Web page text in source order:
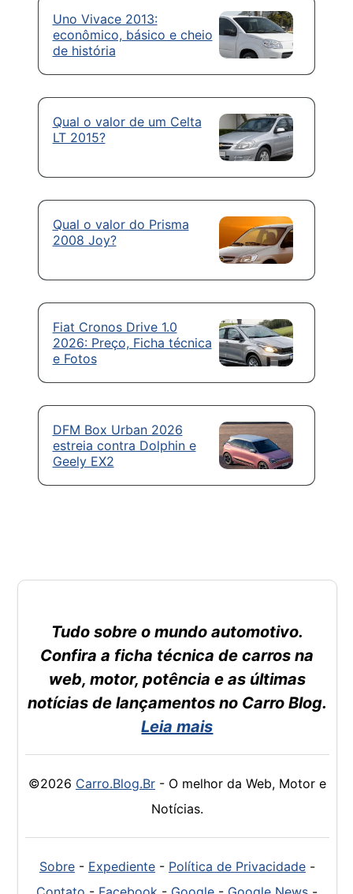
Uno Vivace 2013:
econômico, básico e cheio
de história
Qual o valor de um Celta
LT 2015?
Qual o valor do Prisma
2008 Joy?
Fiat Cronos Drive 1.0
2026: Preço, Ficha técnica
e Fotos
DFM Box Urban 2026
estreia contra Dolphin e
Geely EX2
Tudo sobre o mundo automotivo.
Confira a ficha técnica de carros na
web, motor, potência e as últimas
notícias de lançamentos no Carro Blog.
Leia mais
©2026 Carro.Blog.Br- O melhor da Web, Motor e
Notícias.
Sobre- Expediente- Política de Privacidade-